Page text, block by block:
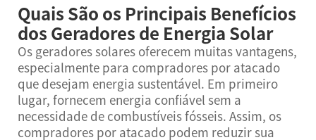
Quais São os Principais Benefícios
dos Geradores de Energia Solar
Os geradores solares oferecem muitas vantagens,
especialmente para compradores por atacado
que desejam energia sustentável. Em primeiro
lugar, fornecem energia confiável sem a
necessidade de combustíveis fósseis. Assim, os
compradores por atacado podem reduzir sua